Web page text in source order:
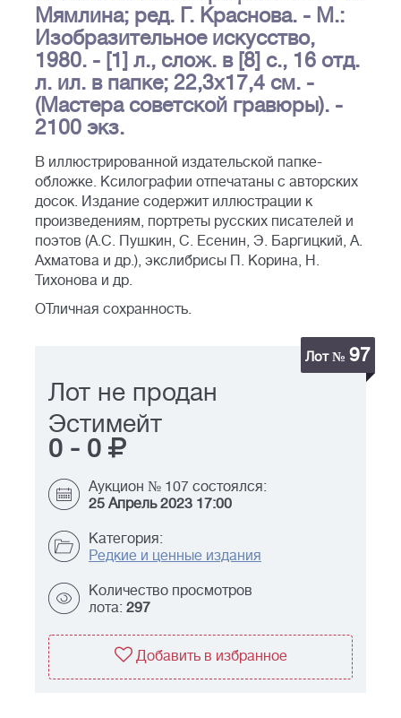
Мямлина; ред. Г. Краснова. - М.:
Изобразительное искусство,
1980. - [1] л., слож. в [8] с., 16 отд.
л. ил. в папке; 22,3х17,4 см. -
(Мастера советской гравюры). -
2100 экз.
В иллюстрированной издательской папке-
обложке. Ксилографии отпечатаны с авторских
досок. Издание содержит иллюстрации к
произведениям, портреты русских писателей и
поэтов (А.С. Пушкин, С. Есенин, Э. Баргицкий, А.
Ахматова и др.), экслибрисы П. Корина, Н.
Тихонова и др.
ОТличная сохранность.
Лот № 97
Лот не продан
Эстимейт
0 - 0
Аукцион № 107 состоялся:
25 Апрель 2023 17:00
Категория:
Редкие и ценные издания
Количество просмотров
лота: 297
Добавить в избранное